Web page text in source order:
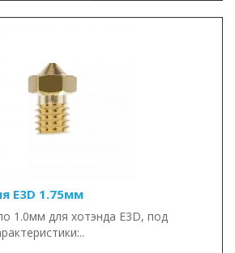
E3D 1.75мм
1.0мм для хотэнда E3D, под